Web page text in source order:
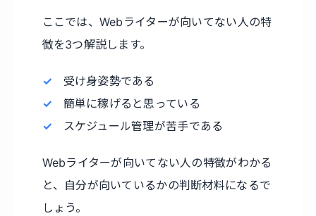
ここでは、Webライターが向いてない人の特
徴を3つ解説します。
受け身姿勢である
簡単に稼げると思っている
スケジュール管理が苦手である
Webライターが向いてない人の特徴がわかる
と、自分が向いているかの判断材料になるで
しょう。